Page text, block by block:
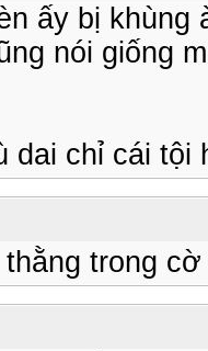
ấy bị
nói giống
dai chỉ cái
trong